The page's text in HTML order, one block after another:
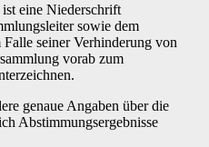
eine Niederschrift
sowie dem
seiner Verhinderung von
vorab zum
genaue Angaben über die
Abstimmungsergebnisse